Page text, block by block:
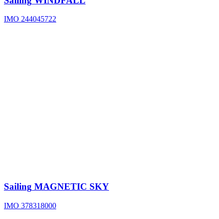
IMO 244045722
Sailing MAGNETIC SKY
IMO 378318000